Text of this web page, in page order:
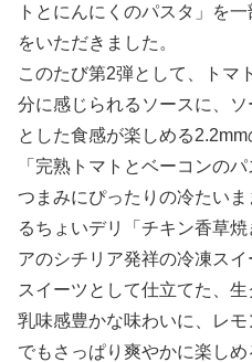
トとにんにくのパスタ」を
をいただきました。
このたび第2弾として、トマ
分に感じられるソースに、
とした食感が楽しめる
「完熟トマトとベーコンの
つまみにぴったりの冷たい
るちょいデリ「チキン香草
アのシチリア発祥の冷凍ス
スイーツとして仕立てた、
乳味感豊かな味わいに、レ
でもさっぱり爽やかに楽し